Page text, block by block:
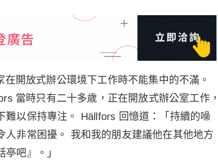
開放式辦公環境下工作時不能集中的不滿。
當時只有二十多歲，正在開放式辦公室工作，
難以保持專注。 Hällfors 回憶道：「持續的噪
人非常困擾。 我和我的朋友建議他在其他地方
吧』。」